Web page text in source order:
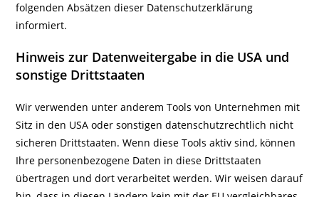
folgenden Absätzen dieser Datenschutzerklärung
informiert.
Hinweis zur Datenweitergabe in die USA und
sonstige Drittstaaten
Wir verwenden unter anderem Tools von Unternehmen mit
Sitz in den USA oder sonstigen datenschutzrechtlich nicht
sicheren Drittstaaten. Wenn diese Tools aktiv sind, können
Ihre personenbezogene Daten in diese Drittstaaten
übertragen und dort verarbeitet werden. Wir weisen darauf